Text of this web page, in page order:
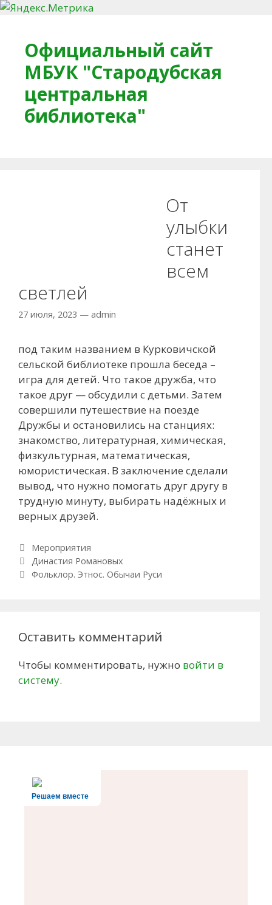
Официальный сайт
МБУК "Стародубская
центральная
библиотека"
От
улыбки
станет
всем
светлей
27 июля, 2023 — admin
под таким названием в Курковичской
сельской библиотеке прошла беседа –
игра для детей. Что такое дружба, что
такое друг — обсудили с детьми. Затем
совершили путешествие на поезде
Дружбы и остановились на станциях:
знакомство, литературная, химическая,
физкультурная, математическая,
юмористическая. В заключение сделали
вывод, что нужно помогать друг другу в
трудную минуту, выбирать надёжных и
верных друзей.
Рубрики
Мероприятия
Навигация по записям
Династия Романовых
Фольклор. Этнос. Обычаи Руси
Оставить комментарий
Чтобы комментировать, нужно войти в
систему.
Решаем вместе